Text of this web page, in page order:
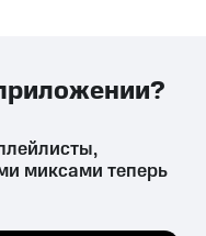
миксами теперь